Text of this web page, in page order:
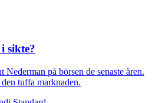
sikte?
på börsen de senaste åren.
tuffa marknaden.